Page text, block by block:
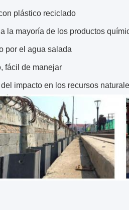
plástico reciclado
la mayoría de los productos
por el agua salada
fácil de manejar
impacto en los recursos